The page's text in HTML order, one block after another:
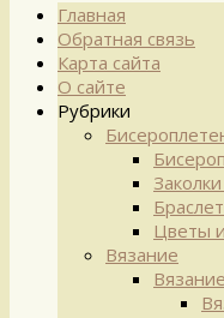
Перейти
содержимому
Главная
Обратная связь
Карта сайта
О сайте
Рубрики
Цветы
Вязание